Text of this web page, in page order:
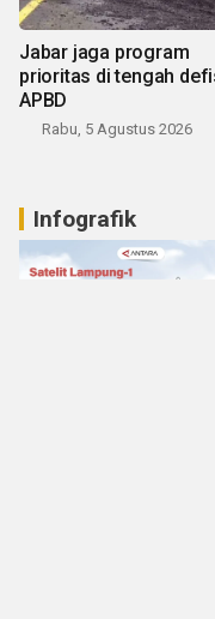
Jabar jaga program
prioritas di tengah
APBD
Rabu, 5 Agustus 2026
Infografik